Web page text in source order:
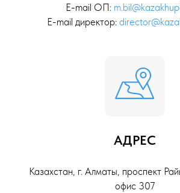
E-mail ОП:
E-mail директор:
АДРЕС
Казахстан, г. Алматы, проспект
офис 307